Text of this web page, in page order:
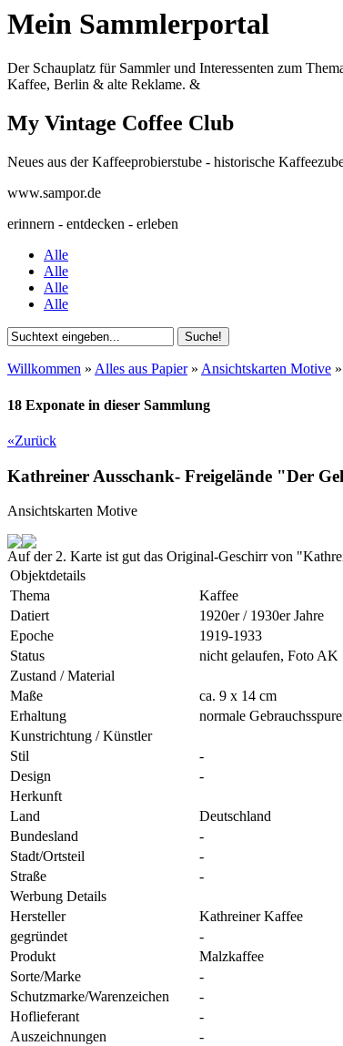
Mein Sammlerportal
Der Schauplatz für Sammler und Interessenten zum
Kaffee, Berlin & alte Reklame. &
My Vintage Coffee Club
Neues aus der Kaffeeprobierstube - historische
www.sampor.de
erinnern - entdecken - erleben
Alle
Alle
Alle
Alle
Willkommen » Alles aus Papier» Ansichtskarten Motive »
18 Exponate in dieser Sammlung
«Zurück
Kathreiner Ausschank- Freigelände "Der
Ansichtskarten Motive
Auf der 2. Karte ist gut das Original-Geschirr von
Objektdetails
Thema
Kaffee
Datiert
1920er / 1930er Jahre
Epoche
1919-1933
Status
nicht gelaufen, Foto AK
Zustand / Material
Maße
ca. 9 x 14 cm
Erhaltung
normale
Kunstrichtung / Künstler
Stil
-
Design
-
Herkunft
Land
Deutschland
Bundesland
-
Stadt/Ortsteil
-
Straße
-
Werbung Details
Hersteller
Kathreiner Kaffee
gegründet
-
Produkt
Malzkaffee
Sorte/Marke
-
Schutzmarke/Warenzeichen
-
Hoflieferant
-
Auszeichnungen
-